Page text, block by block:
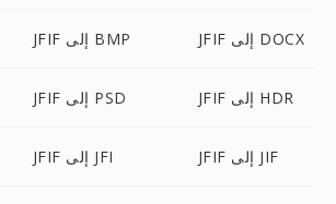
JFIF إلى BMP JFIF إلى DOCX
JFIF إلى PSD JFIF إلى HDR
JFIF إلى JFI JFIF إلى JIF